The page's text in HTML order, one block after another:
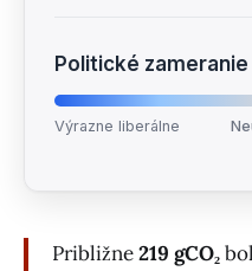
Politické zameranie
Výrazne liberálne
Približne219 gCO₂